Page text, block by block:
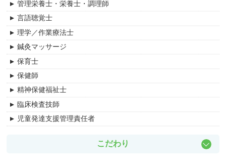
清掃・リネン関連
訪問介護員（ホームヘルパー）
その他
精神保健福祉士
臨床検査技師
グループホーム
サービス付き高齢者向け住宅
障害者支援施設
訪問入浴介護
病院
住宅型有料老人ホーム
有料老人ホーム
デイケアセンター
リハビリセンター
管理栄養士・栄養士・調理師
言語聴覚士
理学／作業療法士
鍼灸マッサージ
保育士
保健師
精神保健福祉士
臨床検査技師
児童発達支援管理責任者
こだわり